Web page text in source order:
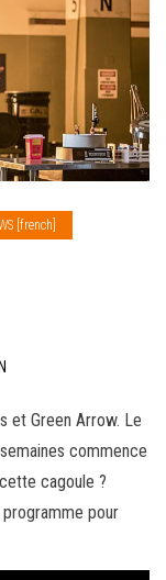
[french]
et Green Arrow. Le
commence
cagoule ?
pour